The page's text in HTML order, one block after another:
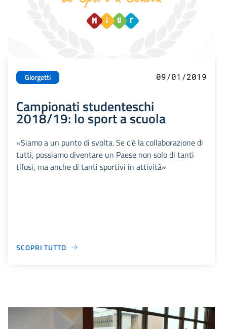
Giorgetti 09/01/2019
Campionati studenteschi
2018/19: lo sport a scuola
«Siamo a un punto di svolta. Se c'è la collaborazione di
tutti, possiamo diventare un Paese non solo di tanti
tifosi, ma anche di tanti sportivi in attività»
SCOPRI TUTTO